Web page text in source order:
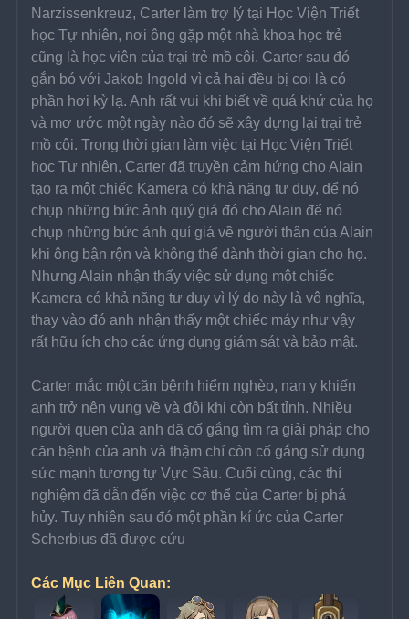
Narzissenkreuz, Carter làm trợ lý tại Học Viện Triết
học Tự nhiên, nơi ông gặp một nhà khoa học trẻ
cũng là học viên của trại trẻ mồ côi. Carter sau đó
gắn bó với Jakob Ingold vì cả hai đều bị coi là có
phần hơi kỳ lạ. Anh rất vui khi biết về quá khứ của họ
và mơ ước một ngày nào đó sẽ xây dựng lại trại trẻ
mồ côi. Trong thời gian làm việc tại Học Viện Triết
học Tự nhiên, Carter đã truyền cảm hứng cho Alain
tạo ra một chiếc Kamera có khả năng tư duy, để nó
chụp những bức ảnh quý giá đó cho Alain để nó
chụp những bức ảnh quí giá về người thân của Alain
khi ông bận rộn và không thể dành thời gian cho họ.
Nhưng Alain nhận thấy việc sử dụng một chiếc
Kamera có khả năng tư duy vì lý do này là vô nghĩa,
thay vào đó anh nhận thấy một chiếc máy như vậy
rất hữu ích cho các ứng dụng giám sát và bảo mật.
Carter mắc một căn bệnh hiểm nghèo, nan y khiến
anh trở nên vụng về và đôi khi còn bất tỉnh. Nhiều
người quen của anh đã cố gắng tìm ra giải pháp cho
căn bệnh của anh và thậm chí còn cố gắng sử dụng
sức mạnh tương tự Vực Sâu. Cuối cùng, các thí
nghiệm đã dẫn đến việc cơ thể của Carter bị phá
hủy. Tuy nhiên sau đó một phần kí ức của Carter
Scherbius đã được cứu
Các Mục Liên Quan: